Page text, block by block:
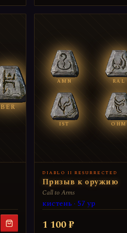
BER
AMN RAL
IST OHM
DIABLO II RESURRECTED
Призыв к оружию
Call to Arms
кистень · 57 ур
1 100 ₽